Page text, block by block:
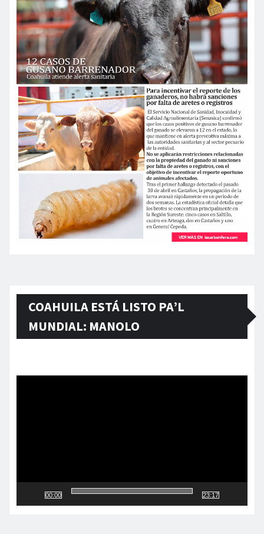
COAHUILA ESTÁ LISTO PA’L
MUNDIAL: MANOLO
00:00 23:17